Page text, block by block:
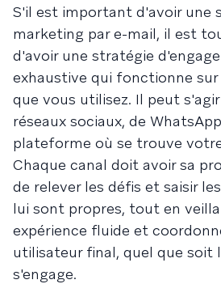
S'il est important d'avoir une
marketing par e-mail, il est
d'avoir une stratégie
exhaustive qui fonctionne
que vous utilisez. Il peut
réseaux sociaux, de
plateforme où se trouve
Chaque canal doit avoir sa
de relever les défis et saisir
lui sont propres, tout en
expérience fluide et
utilisateur final, quel que soit
s'engage.